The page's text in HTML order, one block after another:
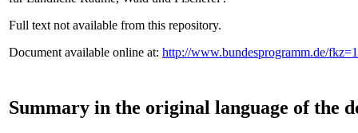
Full text not available from this repository.
Document available online at: http://www.bundesprogramm.de/
Summary in the original language of the